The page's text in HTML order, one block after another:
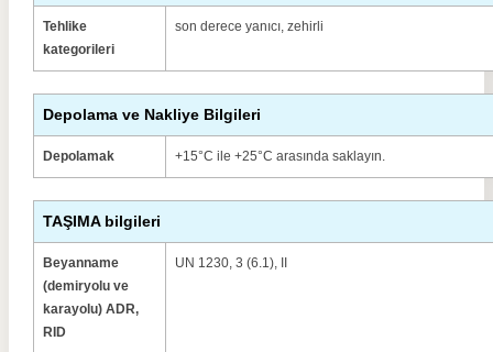
Tehlike
kategorileri
son derece yanıcı, zehirli
Depolama ve Nakliye Bilgileri
Depolamak +15°C ile +25°C arasında saklayın.
TAŞIMA bilgileri
Beyanname
(demiryolu ve
karayolu) ADR,
RID
UN 1230, 3 (6.1), II